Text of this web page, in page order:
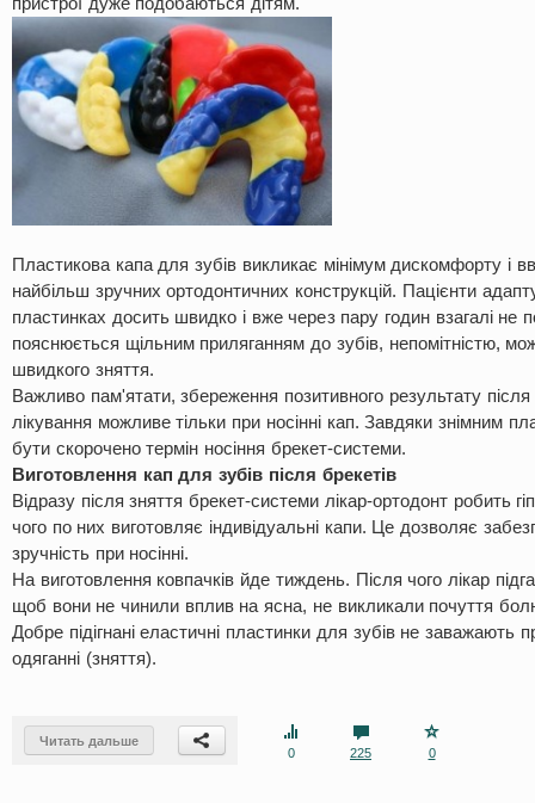
Пластикова капа для зубів викликає мінімум дискомфорту і
найбільш зручних ортодонтичних конструкцій. Пацієнти
пластинках досить швидко і вже через пару годин взагалі не
пояснюється щільним приляганням до зубів, непомітністю,
швидкого зняття.
Важливо пам'ятати, збереження позитивного результату після
лікування можливе тільки при носінні кап. Завдяки знімним
бути скорочено термін носіння брекет-системи.
Виготовлення кап для зубів після брекетів
Відразу після зняття брекет-системи лікар-ортодонт робить
чого по них виготовляє індивідуальні капи. Це дозволяє
зручність при носінні.
На виготовлення ковпачків йде тиждень. Після чого лікар
щоб вони не чинили вплив на ясна, не викликали почуття
Добре підігнані еластичні пластинки для зубів не заважають
одяганні (зняття).
Читать дальше
0
225 0